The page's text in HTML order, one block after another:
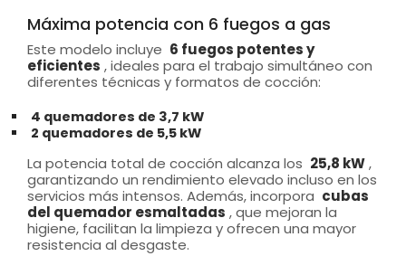
Máxima potencia con 6 fuegos a gas
Este modelo incluye 6 fuegos potentes y
eficientes , ideales para el trabajo simultáneo con
diferentes técnicas y formatos de cocción:
4 quemadores de 3,7 kW
2 quemadores de 5,5 kW
La potencia total de cocción alcanza los 25,8 kW,
garantizando un rendimiento elevado incluso en los
servicios más intensos. Además, incorpora cubas
del quemador esmaltadas , que mejoran la
higiene, facilitan la limpieza y ofrecen una mayor
resistencia al desgaste.